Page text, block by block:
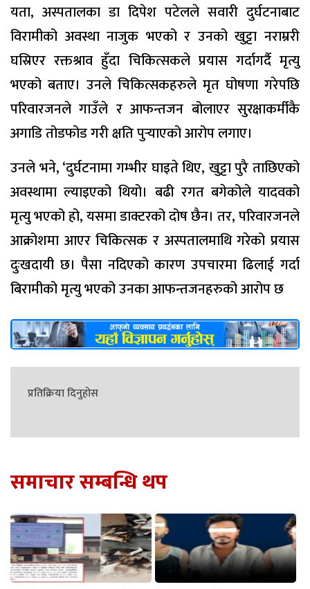
यता, अस्पतालका डा दिपेश पटेलले सवारी दुर्घटनाबाट
विरामीको अवस्था नाजुक भएको र उनको खुट्टा नराम्ररी
घस्रिएर रक्तश्राव हुँदा चिकित्सकले प्रयास गर्दागर्दै मृत्यु
भएको बताए। उनले चिकित्सकहरुले मृत घोषणा गरेपछि
परिवारजनले गाउँले र आफन्तजन बोलाएर सुरक्षाकर्मीकै
अगाडि तोडफोड गरी क्षति पुर्‍याएको आरोप लगाए।
उनले भने, ‘दुर्घटनामा गम्भीर घाइते थिए, खुट्टा पुरै ताछिएको
अवस्थामा ल्याइएको थियो। बढी रगत बगेकोले यादवको
मृत्यु भएको हो, यसमा डाक्टरको दोष छैन। तर, परिवारजनले
आक्रोशमा आएर चिकित्सक र अस्पतालमाथि गरेको प्रयास
दुःखदायी छ। पैसा नदिएको कारण उपचारमा ढिलाई गर्दा
बिरामीको मृत्यु भएको उनका आफन्तजनहरुको आरोप छ
प्रतिक्रिया दिनुहोस
समाचार सम्बन्धि थप